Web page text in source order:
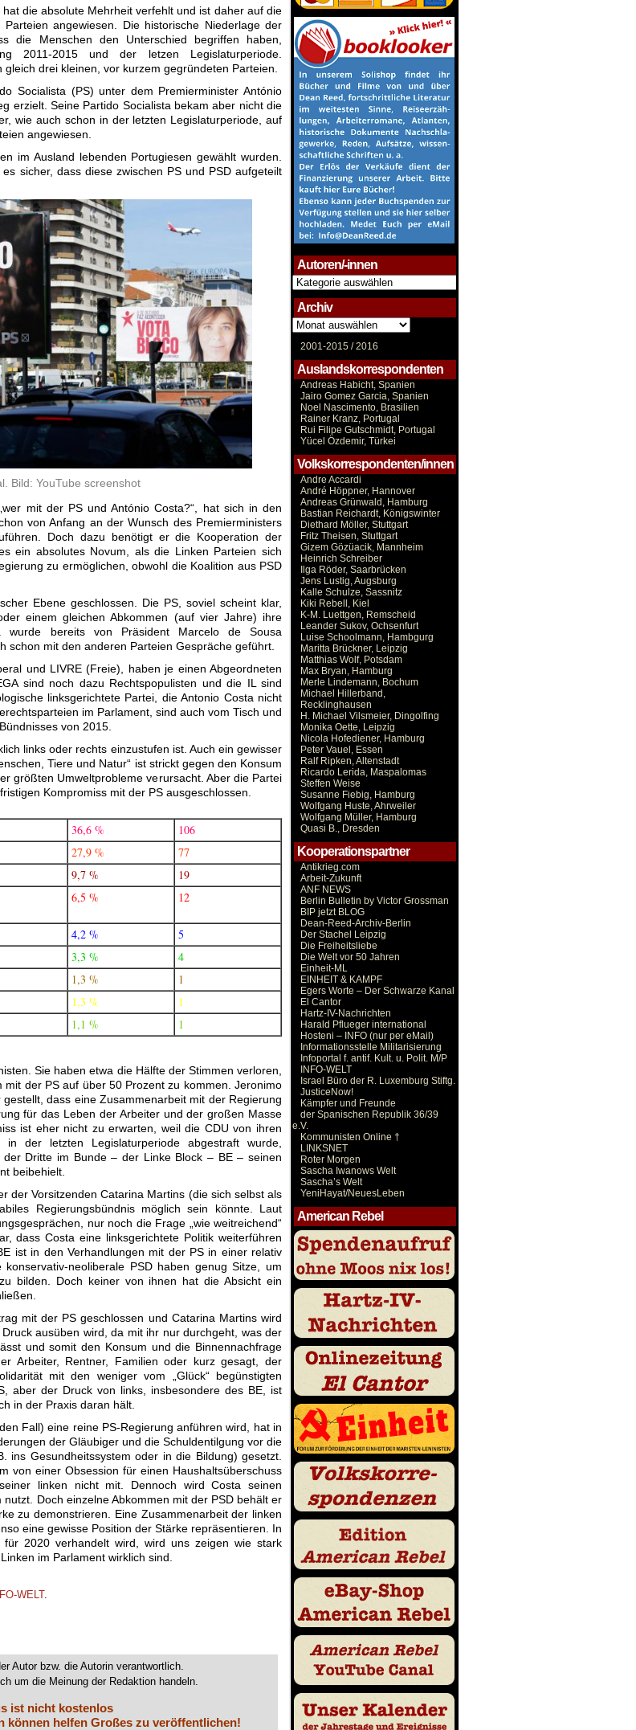
die absolute Mehrheit verfehlt und ist daher auf die
angewiesen. Die historische Niederlage der
die Menschen den Unterschied begriffen haben,
2011-2015 und der letzen Legislaturperiode.
drei kleinen, vor kurzem gegründeten Parteien.
Socialista (PS) unter dem Premierminister António
erzielt. Seine Partido Socialista bekam aber nicht die
wie auch schon in der letzten Legislaturperiode, auf
angewiesen.
im Ausland lebenden Portugiesen gewählt wurden.
sicher, dass diese zwischen PS und PSD aufgeteilt
Bild: YouTube screenshot
mit der PS und António Costa?“, hat sich in den
von Anfang an der Wunsch des Premierministers
Doch dazu benötigt er die Kooperation der
ein absolutes Novum, als die Linken Parteien sich
zu ermöglichen, obwohl die Koalition aus PSD
Ebene geschlossen. Die PS, soviel scheint klar,
einem gleichen Abkommen (auf vier Jahre) ihre
wurde bereits von Präsident Marcelo de Sousa
mit den anderen Parteien Gespräche geführt.
und LIVRE (Freie), haben je einen Abgeordneten
sind noch dazu Rechtspopulisten und die IL sind
linksgerichtete Partei, die Antonio Costa nicht
im Parlament, sind auch vom Tisch und
von 2015.
links oder rechts einzustufen ist. Auch ein gewisser
Tiere und Natur“ ist strickt gegen den Konsum
größten Umweltprobleme verursacht. Aber die Partei
Kompromiss mit der PS ausgeschlossen.
36,6 %
106
27,9 %
77
9,7 %
19
6,5 % 12
4,2 %
5
3,3 %
4
1,3 %
1
1,3 %
1
1,1 % 1
Sie haben etwa die Hälfte der Stimmen verloren,
der PS auf über 50 Prozent zu kommen. Jeronimo
dass eine Zusammenarbeit mit der Regierung
für das Leben der Arbeiter und der großen Masse
ist eher nicht zu erwarten, weil die CDU von ihren
in der letzten Legislaturperiode abgestraft wurde,
Dritte im Bunde – der Linke Block – BE – seinen
beibehielt.
der Vorsitzenden Catarina Martins (die sich selbst als
Regierungsbündnis möglich sein könnte. Laut
nur noch die Frage „wie weitreichend“
dass Costa eine linksgerichtete Politik weiterführen
ist in den Verhandlungen mit der PS in einer relativ
neoliberale PSD haben genug Sitze, um
bilden. Doch keiner von ihnen hat die Absicht ein
mit der PS geschlossen und Catarina Martins wird
ausüben wird, da mit ihr nur durchgeht, was der
und somit den Konsum und die Binnennachfrage
Arbeiter, Rentner, Familien oder kurz gesagt, der
mit den weniger vom „Glück“ begünstigten
aber der Druck von links, insbesondere des BE, ist
in der Praxis daran hält.
Fall) eine reine PS-Regierung anführen wird, hat in
der Gläubiger und die Schuldentilgung vor die
ins Gesundheitssystem oder in die Bildung) gesetzt.
von einer Obsession für einen Haushaltsüberschuss
linken nicht mit. Dennoch wird Costa seinen
nutzt. Doch einzelne Abkommen mit der PSD behält er
zu demonstrieren. Eine Zusammenarbeit der linken
eine gewisse Position der Stärke repräsentieren. In
2020 verhandelt wird, wird uns zeigen wie stark
im Parlament wirklich sind.
WELT.
Autor bzw. die Autorin verantwortlich.
um die Meinung der Redaktion handeln.
ist nicht kostenlos
können helfen Großes zu veröffentlichen!
Autoren/-innen
Autoren/-
innen
Archiv
Archiv
2001-2015 /2016
Auslandskorrespondenten
Andreas Habicht, Spanien
Jairo Gomez Garcia, Spanien
Noel Nascimento, Brasilien
Rainer Kranz, Portugal
Rui Filipe Gutschmidt, Portugal
Yücel Özdemir, Türkei
Volkskorrespondenten/innen
Andre Accardi
André Höppner, Hannover
Andreas Grünwald, Hamburg
Bastian Reichardt, Königswinter
Diethard Möller, Stuttgart
Fritz Theisen, Stuttgart
Gizem Gözüacik, Mannheim
Heinrich Schreiber
Ilga Röder, Saarbrücken
Jens Lustig, Augsburg
Kalle Schulze, Sassnitz
Kiki Rebell, Kiel
K-M. Luettgen, Remscheid
Leander Sukov, Ochsenfurt
Luise Schoolmann, Hambgurg
Maritta Brückner, Leipzig
Matthias Wolf, Potsdam
Max Bryan, Hamburg
Merle Lindemann, Bochum
Michael Hillerband,
Recklinghausen
H. Michael Vilsmeier, Dingolfing
Monika Oette, Leipzig
Nicola Hofediener, Hamburg
Peter Vauel, Essen
Ralf Ripken, Altenstadt
Ricardo Lerida, Maspalomas
Steffen Weise
Susanne Fiebig, Hamburg
Wolfgang Huste, Ahrweiler
Wolfgang Müller, Hamburg
Quasi B., Dresden
Kooperationspartner
Antikrieg.com
Arbeit-Zukunft
ANF NEWS
Berlin Bulletin by Victor Grossman
BIP jetzt BLOG
Dean-Reed-Archiv-Berlin
Der Stachel Leipzig
Die Freiheitsliebe
Die Welt vor 50 Jahren
Einheit-ML
EINHEIT & KAMPF
Egers Worte – Der Schwarze Kanal
El Cantor
Hartz-IV-Nachrichten
Harald Pflueger international
Hosteni – INFO (nur per eMail)
Informationsstelle Militarisierung
Infoportal f. antif. Kult. u. Polit. M/P
INFO-WELT
Israel Büro der R. Luxemburg Stiftg.
JusticeNow!
Kämpfer und Freunde
der Spanischen Republik 36/39
e.V.
Kommunisten Online †
LINKSNET
Roter Morgen
Sascha Iwanows Welt
Sascha’s Welt
YeniHayat/NeuesLeben
American Rebel